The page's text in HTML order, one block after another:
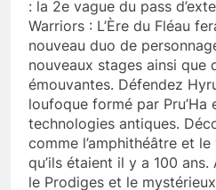
: la 2e vague du pass
Warriors : L’Ère du Fléau
nouveau duo de
nouveaux stages ainsi que
émouvantes. Défendez
loufoque formé par Pru’Ha
technologies antiques.
comme l’amphithéâtre et
qu’ils étaient il y a 100
le Prodiges et le